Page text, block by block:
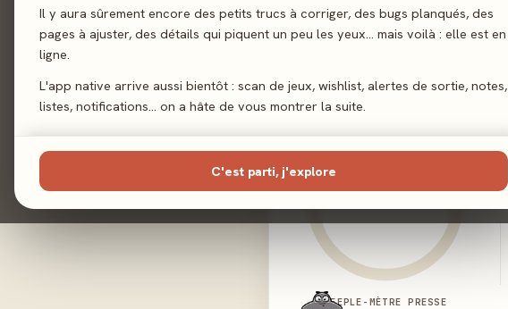
Il y aura sûrement encore des petits trucs à corriger, des bugs planqués, des
pages à ajuster, des détails qui piquent un peu les yeux… mais voilà : elle est en
ligne.
L'app native arrive aussi bientôt : scan de jeux, wishlist, alertes de sortie, notes,
listes, notifications… on a hâte de vous montrer la suite.
C'est parti, j'explore
MEEPLE-MÈTRE PRESSE